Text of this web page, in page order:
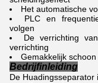
Het automatische
PLC en
volgen
De verrichting
verrichting
Gemakkelijk
Bedrijfinleiding
De